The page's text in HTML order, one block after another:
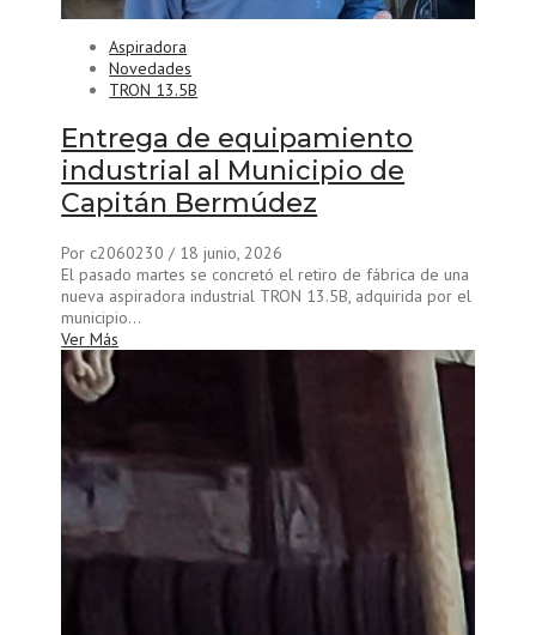
Aspiradora
Novedades
TRON 13.5B
Entrega de equipamiento
industrial al Municipio de
Capitán Bermúdez
Por c2060230 / 18 junio, 2026
El pasado martes se concretó el retiro de fábrica de una
nueva aspiradora industrial TRON 13.5B, adquirida por el
municipio...
Ver Más